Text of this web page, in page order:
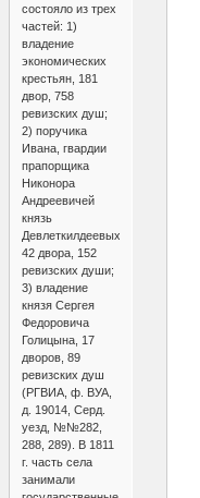
состояло из трех
частей: 1)
владение
экономических
крестьян, 181
двор, 758
ревизских душ;
2) поручика
Ивана, гвардии
прапорщика
Никонора
Андреевичей
князь
Девлеткилдеевых,
42 двора, 152
ревизских души;
3) владение
князя Сергея
Федоровича
Голицына, 17
дворов, 89
ревизских душ
(РГВИА, ф. ВУА,
д. 19014, Серд.
уезд, №№282,
288, 289). В 1811
г. часть села
занимали